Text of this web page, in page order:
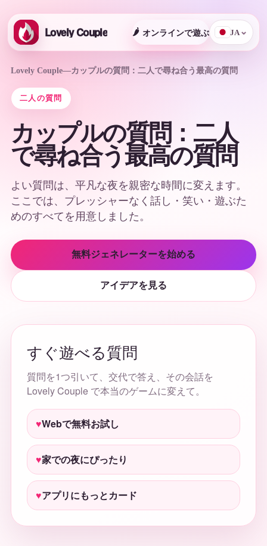
Lovely Couple 🌶️ オンラインで遊ぶ JA ⌄
Lovely Couple—カップルの質問：二人で尋ね合う最高の質問
二人の質問
カップルの質問：二人
で尋ね合う最高の質問
よい質問は、平凡な夜を親密な時間に変えます。
ここでは、プレッシャーなく話し・笑い・遊ぶた
めのすべてを用意しました。
無料ジェネレーターを始める
アイデアを見る
すぐ遊べる質問
質問を1つ引いて、交代で答え、その会話を
Lovely Couple で本当のゲームに変えて。
Webで無料お試し
家での夜にぴったり
アプリにもっとカード